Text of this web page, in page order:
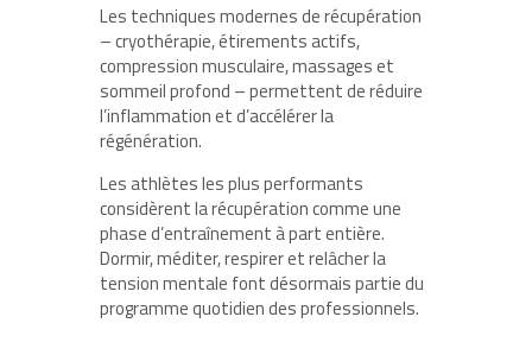
Les techniques modernes de récupération
– cryothérapie, étirements actifs,
compression musculaire, massages et
sommeil profond – permettent de réduire
l’inflammation et d’accélérer la
régénération.
Les athlètes les plus performants
considèrent la récupération comme une
phase d’entraînement à part entière.
Dormir, méditer, respirer et relâcher la
tension mentale font désormais partie du
programme quotidien des professionnels.